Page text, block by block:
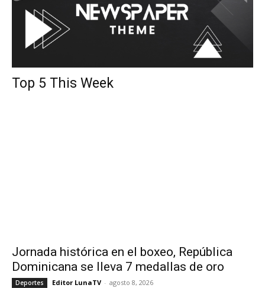
Top 5 This Week
Jornada histórica en el boxeo, República
Dominicana se lleva 7 medallas de oro
Deportes Editor LunaTV - agosto 8, 2026